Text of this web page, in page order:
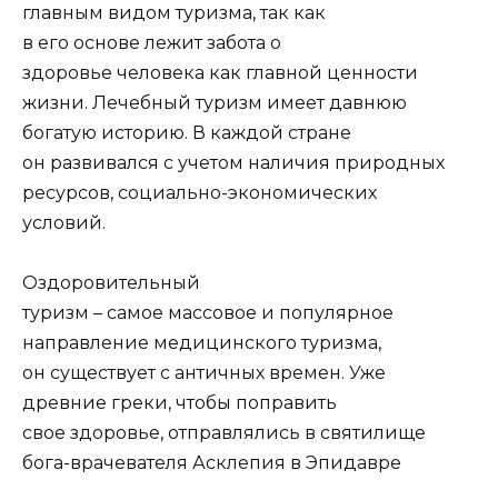
главным видом туризма, так как
в его основе лежит забота о
здоровье человека как главной ценности
жизни. Лечебный туризм имеет давнюю
богатую историю. В каждой стране
он развивался с учетом наличия природных
ресурсов, социально-экономических
условий.
Оздоровительный
туризм – самое массовое и популярное
направление медицинского туризма,
он существует с античных времен. Уже
древние греки, чтобы поправить
свое здоровье, отправлялись в святилище
бога-врачевателя Асклепия в Эпидавре